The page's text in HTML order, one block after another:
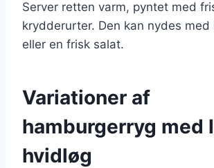
Server retten varm, pyntet med
krydderurter. Den kan nydes med
eller en frisk salat.
Variationer af
hamburgerryg med
hvidløg